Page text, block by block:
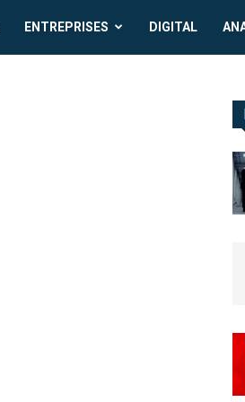
ENTREPRISES DIGITAL